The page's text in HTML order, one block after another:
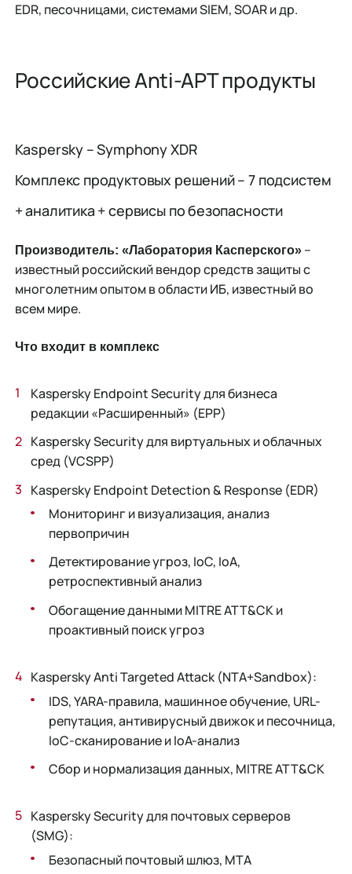
EDR, песочницами, системами SIEM, SOAR и др.
Российские Anti-APT продукты
Kaspersky – Symphony XDR
Комплекс продуктовых решений – 7 подсистем
+ аналитика + сервисы по безопасности
Производитель: «Лаборатория Касперского»–
известный российский вендор средств защиты с
многолетним опытом в области ИБ, известный во
всем мире.
Что входит в комплекс
Kaspersky Endpoint Security для бизнеса
редакции «Расширенный» (EPP)
Kaspersky Security для виртуальных и облачных
сред (VCSPP)
Kaspersky Endpoint Detection & Response (EDR)
Мониторинг и визуализация, анализ
первопричин
Детектирование угроз, IoC, IoA,
ретроспективный анализ
Обогащение данными MITRE ATT&CK и
проактивный поиск угроз
Kaspersky Anti Targeted Attack (NTA+Sandbox):
IDS, YARA-правила, машинное обучение, URL-
репутация, антивирусный движок и песочница,
IoC-сканирование и IoA-анализ
Сбор и нормализация данных, MITRE ATT&CK
Kaspersky Security для почтовых серверов
(SMG):
Безопасный почтовый шлюз, MTA